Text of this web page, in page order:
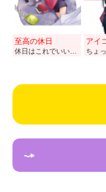
至高の休日
休日はこれでいいんだよ